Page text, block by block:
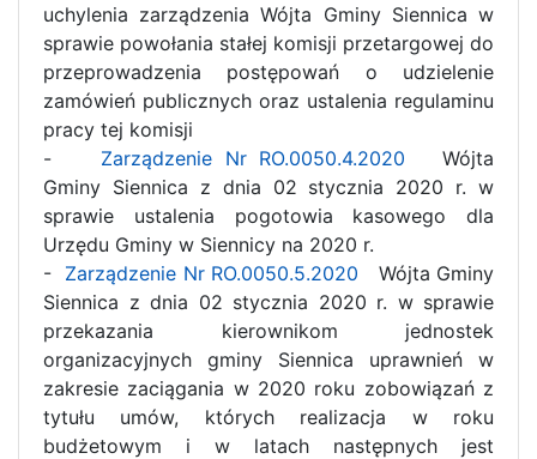
uchylenia zarządzenia Wójta Gminy Siennica w
sprawie powołania stałej komisji przetargowej do
przeprowadzenia postępowań o udzielenie
zamówień publicznych oraz ustalenia regulaminu
pracy tej komisji
- Zarządzenie Nr RO.0050.4.2020 Wójta
Gminy Siennica z dnia 02 stycznia 2020 r. w
sprawie ustalenia pogotowia kasowego dla
Urzędu Gminy w Siennicy na 2020 r.
- Zarządzenie Nr RO.0050.5.2020 Wójta Gminy
Siennica z dnia 02 stycznia 2020 r. w sprawie
przekazania kierownikom jednostek
organizacyjnych gminy Siennica uprawnień w
zakresie zaciągania w 2020 roku zobowiązań z
tytułu umów, których realizacja w roku
budżetowym i w latach następnych jest